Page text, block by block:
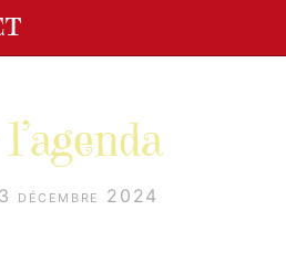
décembre 2024